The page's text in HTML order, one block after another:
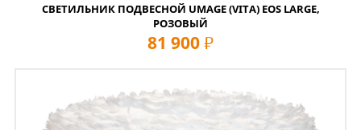
СВЕТИЛЬНИК ПОДВЕСНОЙ UMAGE (VITA) EOS LARGE,
РОЗОВЫЙ
81 900 руб